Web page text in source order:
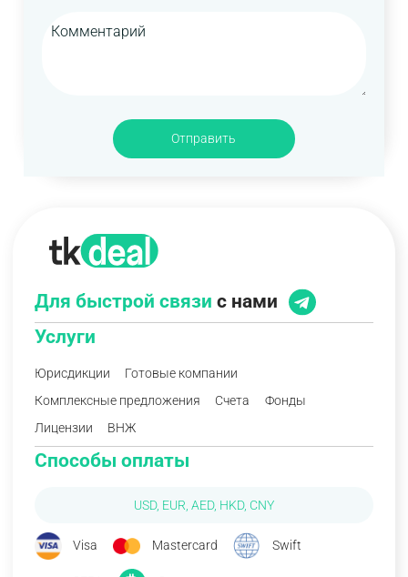
Отправить
Услуги
Юрисдикции
Готовые компании
Комплексные предложения
Счета
Фонды
Лицензии
ВНЖ
Способы оплаты
USD, EUR, AED, HKD, CNY
Visa Mastercard Swift
Для быстрой связи с нами